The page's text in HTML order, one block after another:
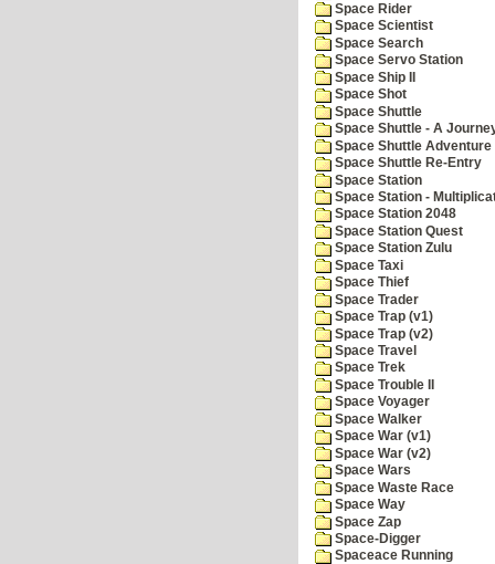
Space Rider
Space Scientist
Space Search
Space Servo Station
Space Ship II
Space Shot
Space Shuttle
Space Shuttle - A
Space Shuttle Adventure
Space Shuttle Re-Entry
Space Station
Space Station -
Space Station 2048
Space Station Quest
Space Station Zulu
Space Taxi
Space Thief
Space Trader
Space Trap (v1)
Space Trap (v2)
Space Travel
Space Trek
Space Trouble II
Space Voyager
Space Walker
Space War (v1)
Space War (v2)
Space Wars
Space Waste Race
Space Way
Space Zap
Space-Digger
Spaceace Running